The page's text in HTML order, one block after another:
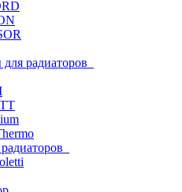
радиаторов